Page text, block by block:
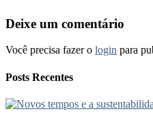
Deixe um comentário
Você precisa fazer o login para
Posts Recentes